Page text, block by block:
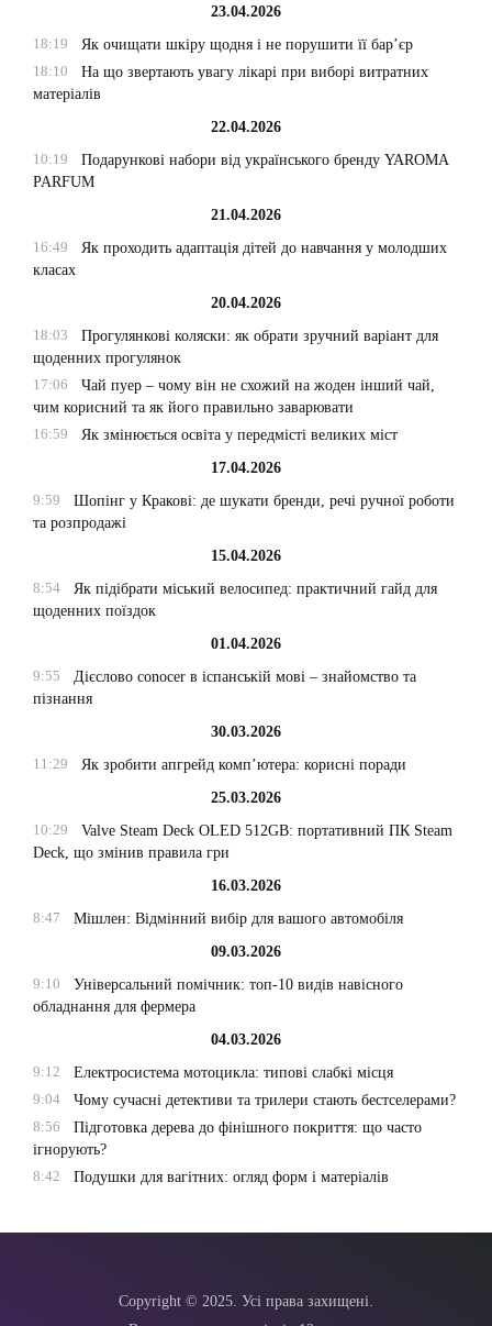
23.04.2026
18:19
Як очищати шкіру щодня і не порушити її бар’єр
18:10
На що звертають увагу лікарі при виборі витратних
матеріалів
22.04.2026
10:19
Подарункові набори від українського бренду YAROMA
PARFUM
21.04.2026
16:49
Як проходить адаптація дітей до навчання у молодших
класах
20.04.2026
18:03
Прогулянкові коляски: як обрати зручний варіант для
щоденних прогулянок
17:06
Чай пуер – чому він не схожий на жоден інший чай,
чим корисний та як його правильно заварювати
16:59
Як змінюється освіта у передмісті великих міст
17.04.2026
9:59
Шопінг у Кракові: де шукати бренди, речі ручної роботи
та розпродажі
15.04.2026
8:54
Як підібрати міський велосипед: практичний гайд для
щоденних поїздок
01.04.2026
9:55
Дієслово conocer в іспанській мові – знайомство та
пізнання
30.03.2026
11:29
Як зробити апгрейд комп’ютера: корисні поради
25.03.2026
10:29
Valve Steam Deck OLED 512GB: портативний ПК Steam
Deck, що змінив правила гри
16.03.2026
8:47
Мішлен: Відмінний вибір для вашого автомобіля
09.03.2026
9:10
Універсальний помічник: топ-10 видів навісного
обладнання для фермера
04.03.2026
9:12
Електросистема мотоцикла: типові слабкі місця
9:04
Чому сучасні детективи та трилери стають бестселерами?
8:56
Підготовка дерева до фінішного покриття: що часто
ігнорують?
8:42
Подушки для вагітних: огляд форм і матеріалів
Copyright © 2025. Усі права захищені.